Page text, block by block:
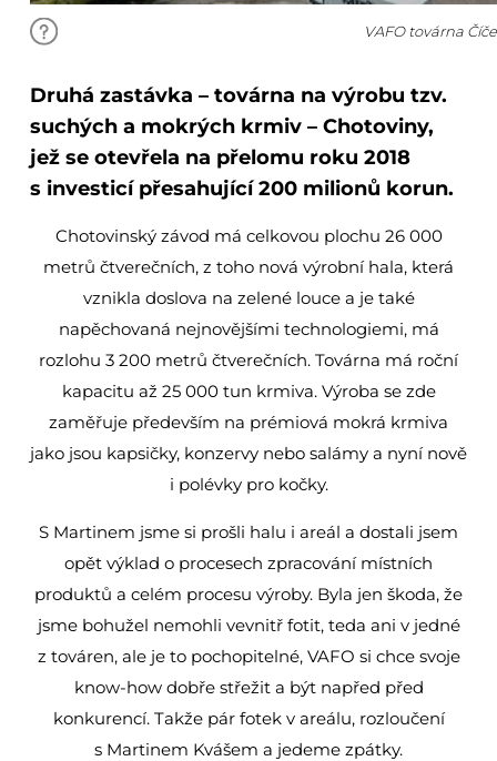
VAFO továrna
Druhá zastávka – továrna na výrobu tzv.
suchých a mokrých krmiv – Chotoviny,
jež se otevřela na přelomu roku 2018
s investicí přesahující 200 milionů korun.
Chotovinský závod má celkovou plochu 26 000
metrů čtverečních, z toho nová výrobní hala, která
vznikla doslova na zelené louce a je také
napěchovaná nejnovějšími technologiemi, má
rozlohu 3 200 metrů čtverečních. Továrna má roční
kapacitu až 25 000 tun krmiva. Výroba se zde
zaměřuje především na prémiová mokrá krmiva
jako jsou kapsičky, konzervy nebo salámy a nyní nově
i polévky pro kočky.
S Martinem jsme si prošli halu i areál a dostali jsem
opět výklad o procesech zpracování místních
produktů a celém procesu výroby. Byla jen škoda, že
jsme bohužel nemohli vevnitř fotit, teda ani v jedné
z továren, ale je to pochopitelné, VAFO si chce svoje
know-how dobře střežit a být napřed před
konkurencí. Takže pár fotek v areálu, rozloučení
s Martinem Kvášem a jedeme zpátky.